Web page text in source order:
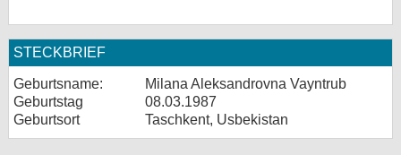
STECKBRIEF
Geburtsname:
Milana Aleksandrovna Vayntrub
Geburtstag
08.03.1987
Geburtsort
Taschkent, Usbekistan